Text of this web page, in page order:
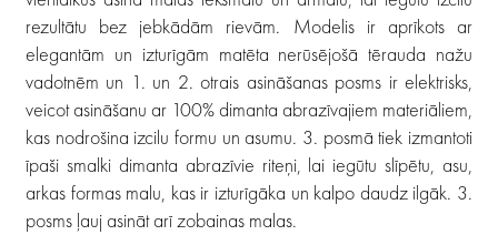
rezultātu bez jebkādām rievām. Modelis ir aprīkots ar
elegantām un izturīgām matēta nerūsējošā tērauda nažu
vadotnēm un 1. un 2. otrais asināšanas posms ir elektrisks,
veicot asināšanu ar 100% dimanta abrazīvajiem materiāliem,
kas nodrošina izcilu formu un asumu. 3. posmā tiek izmantoti
īpaši smalki dimanta abrazīvie riteņi, lai iegūtu slīpētu, asu,
arkas formas malu, kas ir izturīgāka un kalpo daudz ilgāk. 3.
posms ļauj asināt arī zobainas malas.